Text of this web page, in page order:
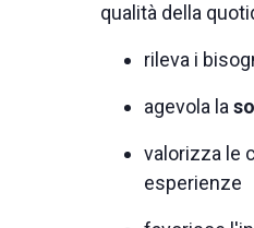
qualità della
rileva i
agevola la
valorizza le
esperienze